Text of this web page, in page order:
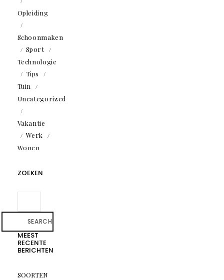
Opleiding
Schoonmaken
Sport
Technologie
Tips
Tuin
Uncategorized
Vakantie
Werk
Wonen
ZOEKEN
SEARCH
MEEST
RECENTE
BERICHTEN
SOORTEN